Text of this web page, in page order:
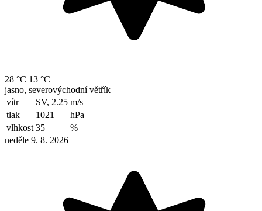
28 °C 13 °C
jasno, severovýchodní větřík
vítr
SV, 2.25 m/s
tlak
1021
hPa
vlhkost 35
%
neděle 9. 8. 2026